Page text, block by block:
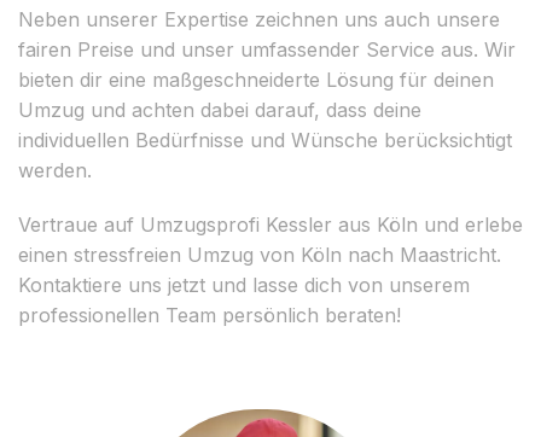
Neben unserer Expertise zeichnen uns auch unsere
fairen Preise und unser umfassender Service aus. Wir
bieten dir eine maßgeschneiderte Lösung für deinen
Umzug und achten dabei darauf, dass deine
individuellen Bedürfnisse und Wünsche berücksichtigt
werden.
Vertraue auf Umzugsprofi Kessler aus Köln und erlebe
einen stressfreien Umzug von Köln nach Maastricht.
Kontaktiere uns jetzt und lasse dich von unserem
professionellen Team persönlich beraten!